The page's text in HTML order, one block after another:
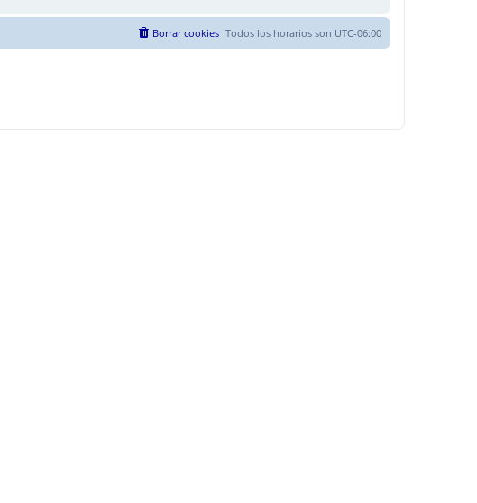
Todos los horarios son UTC-06:00
Borrar cookies